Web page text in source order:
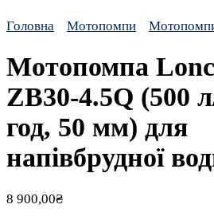
Головна Мотопомпи
Мотопомпа
ZB30-4.5Q (500
год, 50 мм) для
напівбрудної
8 900,00₴